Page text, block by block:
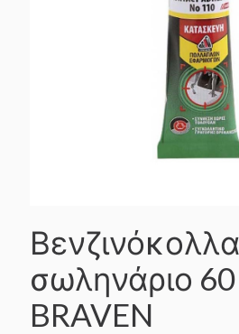
Βενζινόκολλα
σωληνάριο
BRAVEN